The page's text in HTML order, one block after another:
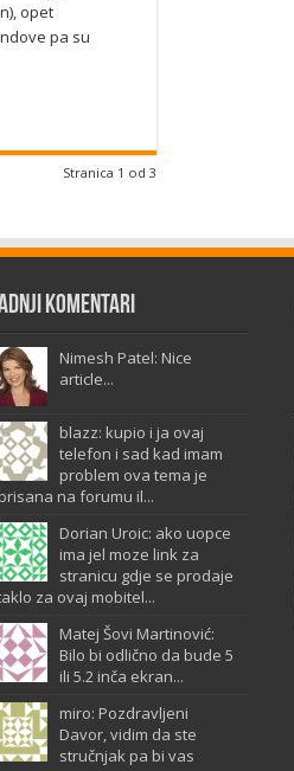
opet
pa su
Stranica 1 od 3
komentari
Nimesh Patel: Nice
article...
blazz: kupio i ja ovaj
telefon i sad kad imam
problem ova tema je
na forumu il...
Dorian Uroic: ako uopce
ima jel moze link za
stranicu gdje se prodaje
za ovaj mobitel...
Matej Šovi Martinović:
Bilo bi odlično da bude 5
ili 5.2 inča ekran...
miro: Pozdravljeni
Davor, vidim da ste
stručnjak pa bi vas